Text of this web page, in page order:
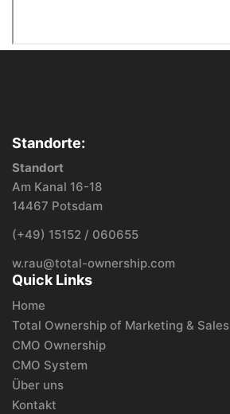
Standorte:
Standort
Am Kanal 16-18
14467 Potsdam
(+49) 15152 / 060655
w.rau@total-ownership.com
Quick Links
Home
Total Ownership of Marketing & Sales
CMO Ownership
CMO System
Über uns
Kontakt